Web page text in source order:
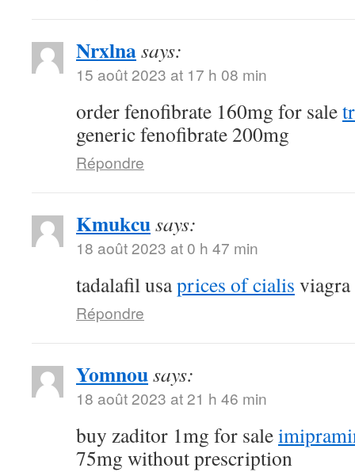
Nrxlnasays:
15 août 2023 at 17 h 08 min
order fenofibrate 160mg for sale
generic fenofibrate 200mg
Répondre
Kmukcusays:
18 août 2023 at 0 h 47 min
tadalafil usaprices of cialis
Répondre
Yomnousays:
18 août 2023 at 21 h 46 min
buy zaditor 1mg for sale
75mg without prescription